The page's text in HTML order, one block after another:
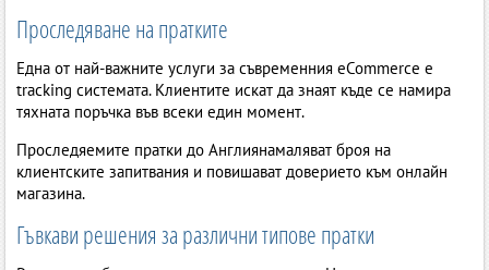
Проследяване на пратките
Една от най-важните услуги за съвременния eCommerce е
tracking системата. Клиентите искат да знаят къде се намира
тяхната поръчка във всеки един момент.
Проследяемите пратки до Англиянамаляват броя на
клиентските запитвания и повишават доверието към онлайн
магазина.
Гъвкави решения за различни типове пратки